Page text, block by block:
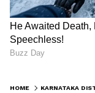
HOME KARNATAKA